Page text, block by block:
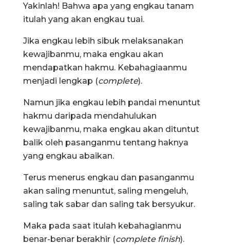
Yakinlah! Bahwa apa yang engkau tanam
itulah yang akan engkau tuai.
Jika engkau lebih sibuk melaksanakan
kewajibanmu, maka engkau akan
mendapatkan hakmu. Kebahagiaanmu
menjadi lengkap (complete).
Namun jika engkau lebih pandai menuntut
hakmu daripada mendahulukan
kewajibanmu, maka engkau akan dituntut
balik oleh pasanganmu tentang haknya
yang engkau abaikan.
Terus menerus engkau dan pasanganmu
akan saling menuntut, saling mengeluh,
saling tak sabar dan saling tak bersyukur.
Maka pada saat itulah kebahagianmu
benar-benar berakhir (complete finish).